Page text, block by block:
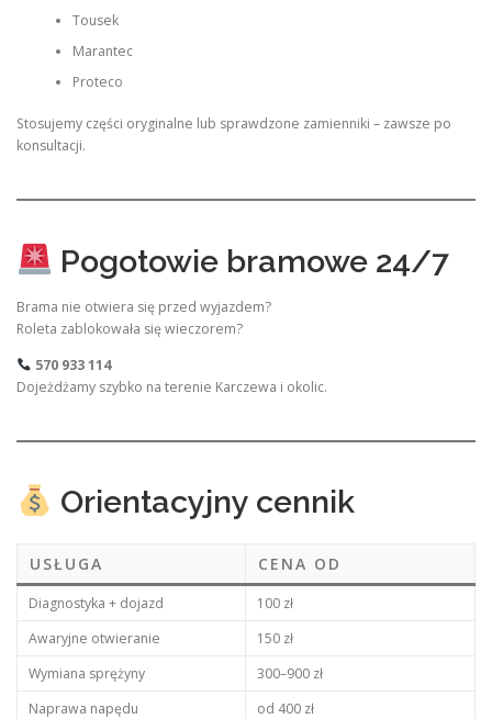
Tousek
Marantec
Proteco
Stosujemy części oryginalne lub sprawdzone zamienniki – zawsze po
konsultacji.
Pogotowie bramowe 24/7
Brama nie otwiera się przed wyjazdem?
Roleta zablokowała się wieczorem?
570 933 114
Dojeżdżamy szybko na terenie Karczewa i okolic.
Orientacyjny cennik
USŁUGA CENA OD
Diagnostyka + dojazd
100 zł
Awaryjne otwieranie
150 zł
Wymiana sprężyny
300–900 zł
Naprawa napędu
od 400 zł